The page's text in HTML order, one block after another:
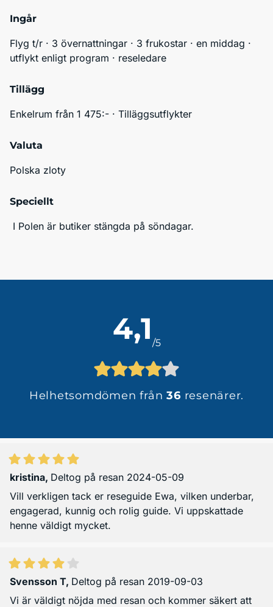
Ingår
Flyg t/r · 3 övernattningar · 3 frukostar · en middag ·
utflykt enligt program · reseledare
Tillägg
Enkelrum från 1 475:- · Tilläggsutflykter
Valuta
Polska zloty
Speciellt
I Polen är butiker stängda på söndagar.
4,1 /5
Helhetsomdömen från36 resenärer.
kristina, Deltog på resan 2024-05-09
Vill verkligen tack er reseguide Ewa, vilken underbar,
engagerad, kunnig och rolig guide. Vi uppskattade
henne väldigt mycket.
Svensson T, Deltog på resan 2019-09-03
Vi är väldigt nöjda med resan och kommer säkert att